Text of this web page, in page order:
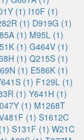
(1) I10F (1)
(1) D919G (1)
(1) M95L (1)
(1) G464V (1)
(1) Q215S (1)
(1) E586K (1)
(1) F129L (1)
(1) Y641H (1)
(1) M1268T
(1) S1612C
S131F (1) W21C